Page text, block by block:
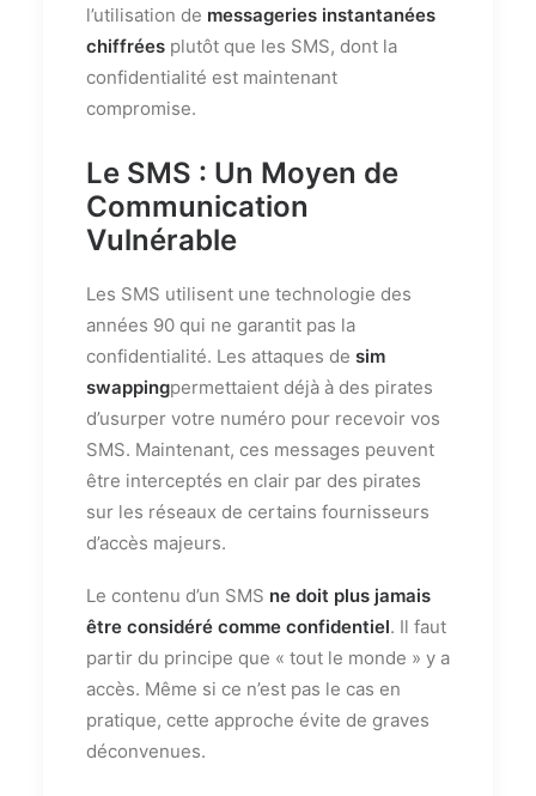
l’utilisation de messageries instantanées
chiffrées plutôt que les SMS, dont la
confidentialité est maintenant
compromise.
Le SMS : Un Moyen de
Communication
Vulnérable
Les SMS utilisent une technologie des
années 90 qui ne garantit pas la
confidentialité. Les attaques de sim
swappingpermettaient déjà à des pirates
d’usurper votre numéro pour recevoir vos
SMS. Maintenant, ces messages peuvent
être interceptés en clair par des pirates
sur les réseaux de certains fournisseurs
d’accès majeurs.
Le contenu d’un SMS ne doit plus jamais
être considéré comme confidentiel. Il faut
partir du principe que « tout le monde » y a
accès. Même si ce n’est pas le cas en
pratique, cette approche évite de graves
déconvenues.